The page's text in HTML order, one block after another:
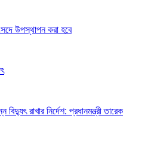
উপস্থাপন করা হবে
রাখার নির্দেশ: প্রধানমন্ত্রী তারেক